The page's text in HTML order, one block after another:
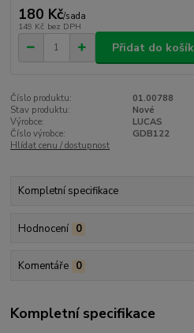
180 Kč/sada
149 Kč bez DPH
Přidat do
Číslo produktu:
01.00788
Stav produktu:
Nové
Výrobce:
LUCAS
Číslo výrobce:
GDB122
Hlídat cenu / dostupnost
Kompletní specifikace
Hodnocení 0
Komentáře 0
Kompletní specifikace